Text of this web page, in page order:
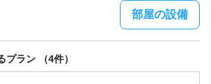
部屋の設備
プラン （4件）